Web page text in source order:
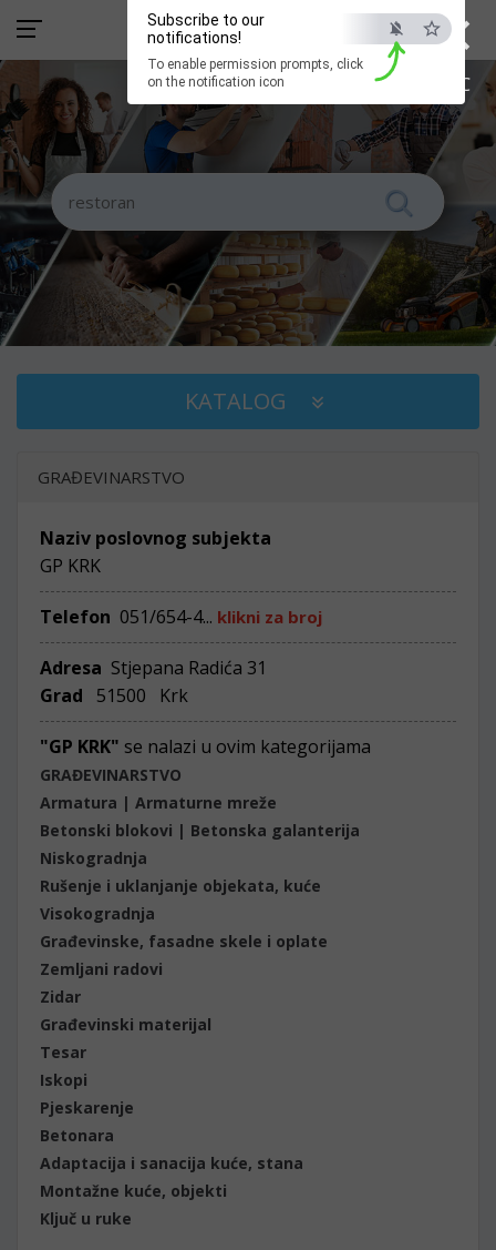
×
ESC
Subscribe to our
notifications!
To enable permission prompts, click
on the notification icon
KATALOG
GRAĐEVINARSTVO
Naziv poslovnog subjekta
GP KRK
Telefon 051/654-4... klikni za broj
Adresa Stjepana Radića 31
Grad
51500 Krk
"GP KRK" se nalazi u ovim kategorijama
GRAĐEVINARSTVO
Armatura | Armaturne mreže
Betonski blokovi | Betonska galanterija
Niskogradnja
Rušenje i uklanjanje objekata, kuće
Visokogradnja
Građevinske, fasadne skele i oplate
Zemljani radovi
Zidar
Građevinski materijal
Tesar
Iskopi
Pjeskarenje
Betonara
Adaptacija i sanacija kuće, stana
Montažne kuće, objekti
Ključ u ruke